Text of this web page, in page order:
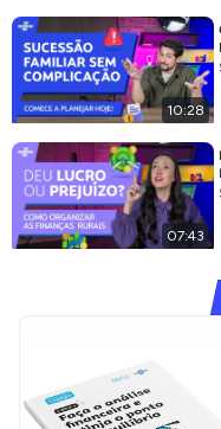
10:28
07:43